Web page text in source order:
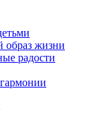
образ жизни
радости